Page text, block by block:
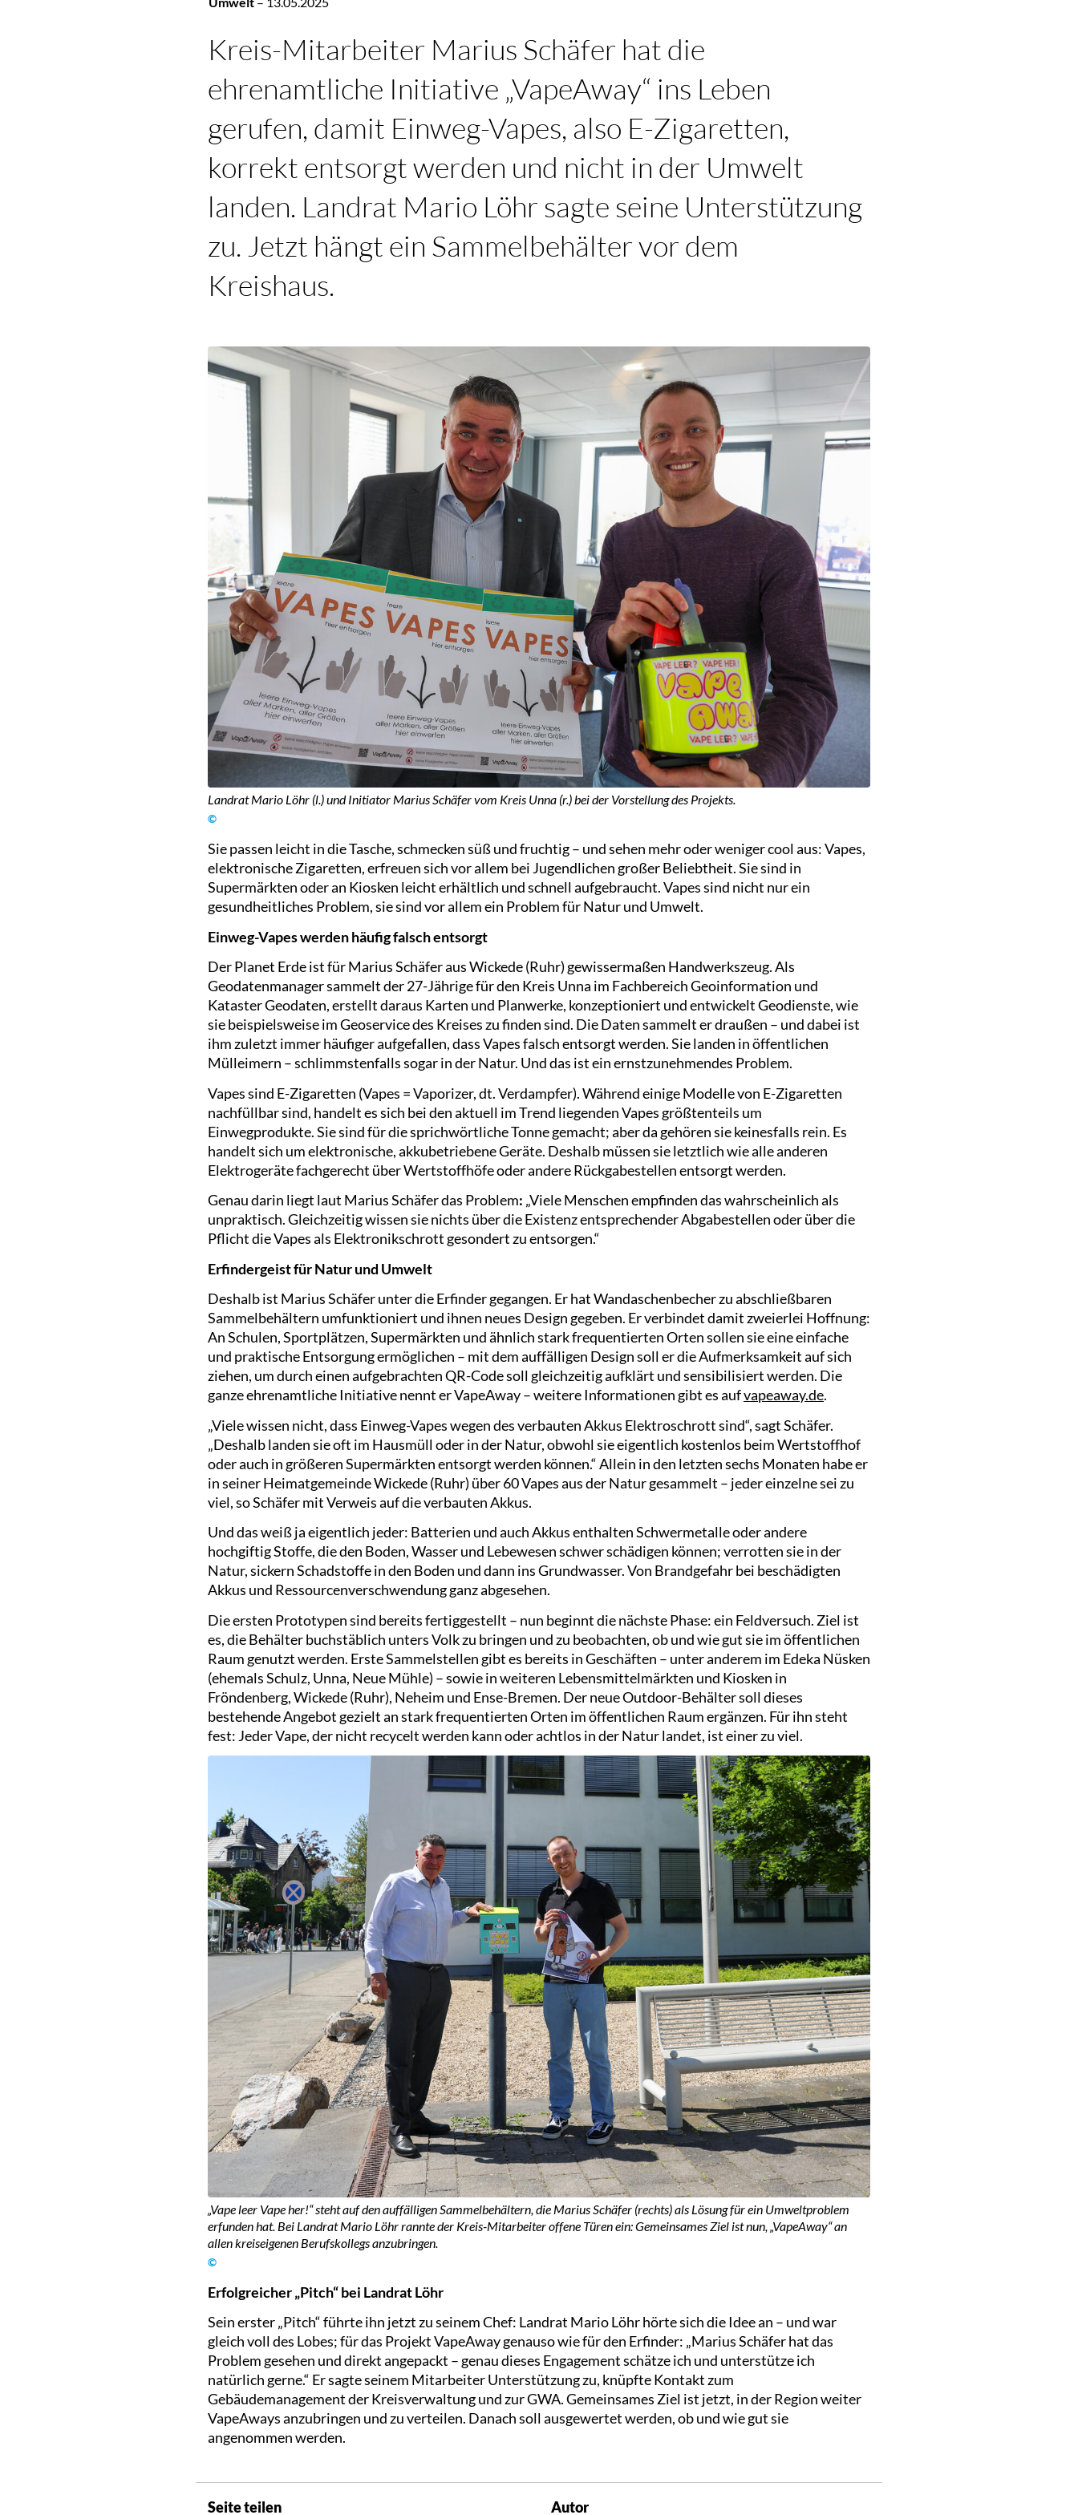
Kreis-Mitarbeiter Marius Schäfer hat die
ehrenamtliche Initiative „VapeAway“ ins Leben
gerufen, damit Einweg-Vapes, also E-Zigaretten,
korrekt entsorgt werden und nicht in der Umwelt
landen. Landrat Mario Löhr sagte seine Unterstützung
zu. Jetzt hängt ein Sammelbehälter vor dem
Kreishaus.
Landrat Mario Löhr (l.) und Initiator Marius Schäfer vom Kreis Unna (r.) bei der Vorstellung des Projekts.
©
Sie passen leicht in die Tasche, schmecken süß und fruchtig – und sehen mehr oder weniger cool aus: Vapes,
elektronische Zigaretten, erfreuen sich vor allem bei Jugendlichen großer Beliebtheit. Sie sind in
Supermärkten oder an Kiosken leicht erhältlich und schnell aufgebraucht. Vapes sind nicht nur ein
gesundheitliches Problem, sie sind vor allem ein Problem für Natur und Umwelt.
Einweg-Vapes werden häufig falsch entsorgt
Der Planet Erde ist für Marius Schäfer aus Wickede (Ruhr) gewissermaßen Handwerkszeug. Als
Geodatenmanager sammelt der 27-Jährige für den Kreis Unna im Fachbereich Geoinformation und
Kataster Geodaten, erstellt daraus Karten und Planwerke, konzeptioniert und entwickelt Geodienste, wie
sie beispielsweise im Geoservice des Kreises zu finden sind. Die Daten sammelt er draußen – und dabei ist
ihm zuletzt immer häufiger aufgefallen, dass Vapes falsch entsorgt werden. Sie landen in öffentlichen
Mülleimern – schlimmstenfalls sogar in der Natur. Und das ist ein ernstzunehmendes Problem.
Vapes sind E-Zigaretten (Vapes = Vaporizer, dt. Verdampfer). Während einige Modelle von E-Zigaretten
nachfüllbar sind, handelt es sich bei den aktuell im Trend liegenden Vapes größtenteils um
Einwegprodukte. Sie sind für die sprichwörtliche Tonne gemacht; aber da gehören sie keinesfalls rein. Es
handelt sich um elektronische, akkubetriebene Geräte. Deshalb müssen sie letztlich wie alle anderen
Elektrogeräte fachgerecht über Wertstoffhöfe oder andere Rückgabestellen entsorgt werden.
Genau darin liegt laut Marius Schäfer das Problem: „Viele Menschen empfinden das wahrscheinlich als
unpraktisch. Gleichzeitig wissen sie nichts über die Existenz entsprechender Abgabestellen oder über die
Pflicht die Vapes als Elektronikschrott gesondert zu entsorgen.“
Erfindergeist für Natur und Umwelt
Deshalb ist Marius Schäfer unter die Erfinder gegangen. Er hat Wandaschenbecher zu abschließbaren
Sammelbehältern umfunktioniert und ihnen neues Design gegeben. Er verbindet damit zweierlei Hoffnung:
An Schulen, Sportplätzen, Supermärkten und ähnlich stark frequentierten Orten sollen sie eine einfache
und praktische Entsorgung ermöglichen – mit dem auffälligen Design soll er die Aufmerksamkeit auf sich
ziehen, um durch einen aufgebrachten QR-Code soll gleichzeitig aufklärt und sensibilisiert werden. Die
ganze ehrenamtliche Initiative nennt er VapeAway – weitere Informationen gibt es aufvapeaway.de.
„Viele wissen nicht, dass Einweg-Vapes wegen des verbauten Akkus Elektroschrott sind“, sagt Schäfer.
„Deshalb landen sie oft im Hausmüll oder in der Natur, obwohl sie eigentlich kostenlos beim Wertstoffhof
oder auch in größeren Supermärkten entsorgt werden können.“ Allein in den letzten sechs Monaten habe er
in seiner Heimatgemeinde Wickede (Ruhr) über 60 Vapes aus der Natur gesammelt – jeder einzelne sei zu
viel, so Schäfer mit Verweis auf die verbauten Akkus.
Und das weiß ja eigentlich jeder: Batterien und auch Akkus enthalten Schwermetalle oder andere
hochgiftig Stoffe, die den Boden, Wasser und Lebewesen schwer schädigen können; verrotten sie in der
Natur, sickern Schadstoffe in den Boden und dann ins Grundwasser. Von Brandgefahr bei beschädigten
Akkus und Ressourcenverschwendung ganz abgesehen.
Die ersten Prototypen sind bereits fertiggestellt – nun beginnt die nächste Phase: ein Feldversuch. Ziel ist
es, die Behälter buchstäblich unters Volk zu bringen und zu beobachten, ob und wie gut sie im öffentlichen
Raum genutzt werden. Erste Sammelstellen gibt es bereits in Geschäften – unter anderem im Edeka Nüsken
(ehemals Schulz, Unna, Neue Mühle) – sowie in weiteren Lebensmittelmärkten und Kiosken in
Fröndenberg, Wickede (Ruhr), Neheim und Ense-Bremen. Der neue Outdoor-Behälter soll dieses
bestehende Angebot gezielt an stark frequentierten Orten im öffentlichen Raum ergänzen. Für ihn steht
fest: Jeder Vape, der nicht recycelt werden kann oder achtlos in der Natur landet, ist einer zu viel.
„Vape leer Vape her!“ steht auf den auffälligen Sammelbehältern, die Marius Schäfer (rechts) als Lösung für ein Umweltproblem
erfunden hat. Bei Landrat Mario Löhr rannte der Kreis-Mitarbeiter offene Türen ein: Gemeinsames Ziel ist nun, „VapeAway“ an
allen kreiseigenen Berufskollegs anzubringen.
©
Erfolgreicher „Pitch“ bei Landrat Löhr
Sein erster „Pitch“ führte ihn jetzt zu seinem Chef: Landrat Mario Löhr hörte sich die Idee an – und war
gleich voll des Lobes; für das Projekt VapeAway genauso wie für den Erfinder: „Marius Schäfer hat das
Problem gesehen und direkt angepackt – genau dieses Engagement schätze ich und unterstütze ich
natürlich gerne.“ Er sagte seinem Mitarbeiter Unterstützung zu, knüpfte Kontakt zum
Gebäudemanagement der Kreisverwaltung und zur GWA. Gemeinsames Ziel ist jetzt, in der Region weiter
VapeAways anzubringen und zu verteilen. Danach soll ausgewertet werden, ob und wie gut sie
angenommen werden.
Seite teilen Autor